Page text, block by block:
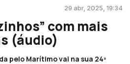
29 abr, 2025, 19:34
com mais
(áudio)
pelo Marítimo vai na sua 24ª